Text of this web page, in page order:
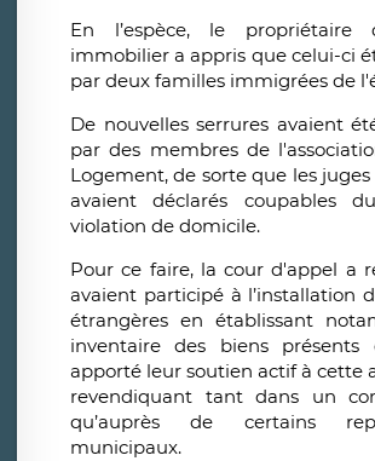
En l’espèce, le propriétaire
immobilier a appris que celui-ci
par deux familles immigrées de
De nouvelles serrures avaient
par des membres de
Logement, de sorte que les juges
avaient déclarés coupables
violation de domicile.
Pour ce faire, la cour d'appel a
avaient participé à l’installation
étrangères en établissant
inventaire des biens présents
apporté leur soutien actif à cette
revendiquant tant dans un
qu’auprès de certains
municipaux.